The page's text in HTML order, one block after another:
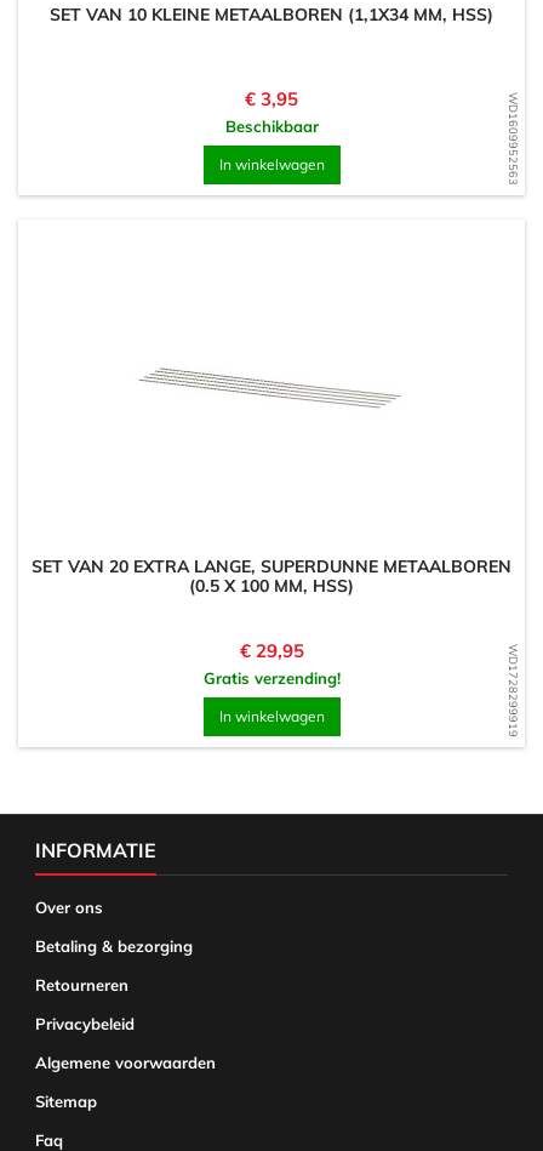
WD1609952563
SET VAN 10 KLEINE METAALBOREN (1,1X34 MM, HSS)
Prijs
€ 3,95
Beschikbaar
In winkelwagen
WD1728299919
SET VAN 20 EXTRA LANGE, SUPERDUNNE METAALBOREN
(0.5 X 100 MM, HSS)
Prijs
€ 29,95
Gratis verzending!
In winkelwagen
INFORMATIE
Over ons
Betaling & bezorging
Retourneren
Privacybeleid
Algemene voorwaarden
Sitemap
Faq